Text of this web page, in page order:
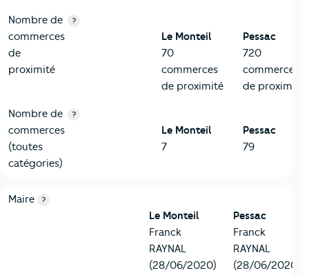
Nombre de
commerces
de
proximité
?
Le Monteil
70
commerces
de proximité
Pessac
720
commerces
de proximité
Nombre de
commerces
(toutes
catégories)
?
Le Monteil
7
Pessac
79
6-Politique
Critères
Maire ?
Le Monteil
Franck
RAYNAL
(28/06/2020)
Pessac
Franck
RAYNAL
(28/06/2020)